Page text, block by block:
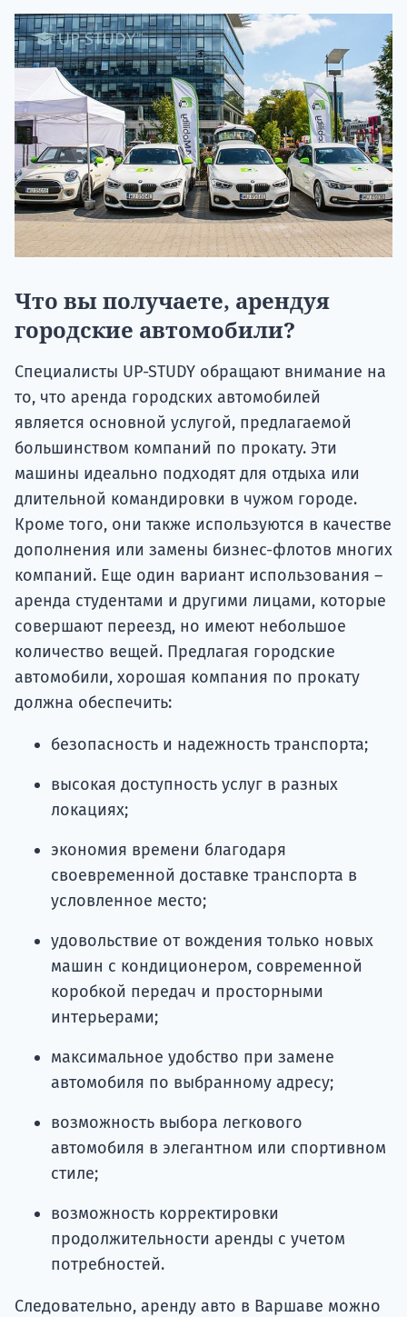
Что вы получаете, арендуя
городские автомобили?
Специалисты UP-STUDY обращают внимание на
то, что аренда городских автомобилей
является основной услугой, предлагаемой
большинством компаний по прокату. Эти
машины идеально подходят для отдыха или
длительной командировки в чужом городе.
Кроме того, они также используются в качестве
дополнения или замены бизнес-флотов многих
компаний. Еще один вариант использования –
аренда студентами и другими лицами, которые
совершают переезд, но имеют небольшое
количество вещей. Предлагая городские
автомобили, хорошая компания по прокату
должна обеспечить:
безопасность и надежность транспорта;
высокая доступность услуг в разных
локациях;
экономия времени благодаря
своевременной доставке транспорта в
условленное место;
удовольствие от вождения только новых
машин с кондиционером, современной
коробкой передач и просторными
интерьерами;
максимальное удобство при замене
автомобиля по выбранному адресу;
возможность выбора легкового
автомобиля в элегантном или спортивном
стиле;
возможность корректировки
продолжительности аренды с учетом
потребностей.
Следовательно, аренду авто в Варшаве можно